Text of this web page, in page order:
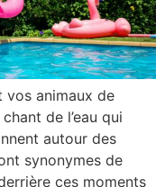
vos animaux de
de l’eau qui
autour des
synonymes de
ces moments